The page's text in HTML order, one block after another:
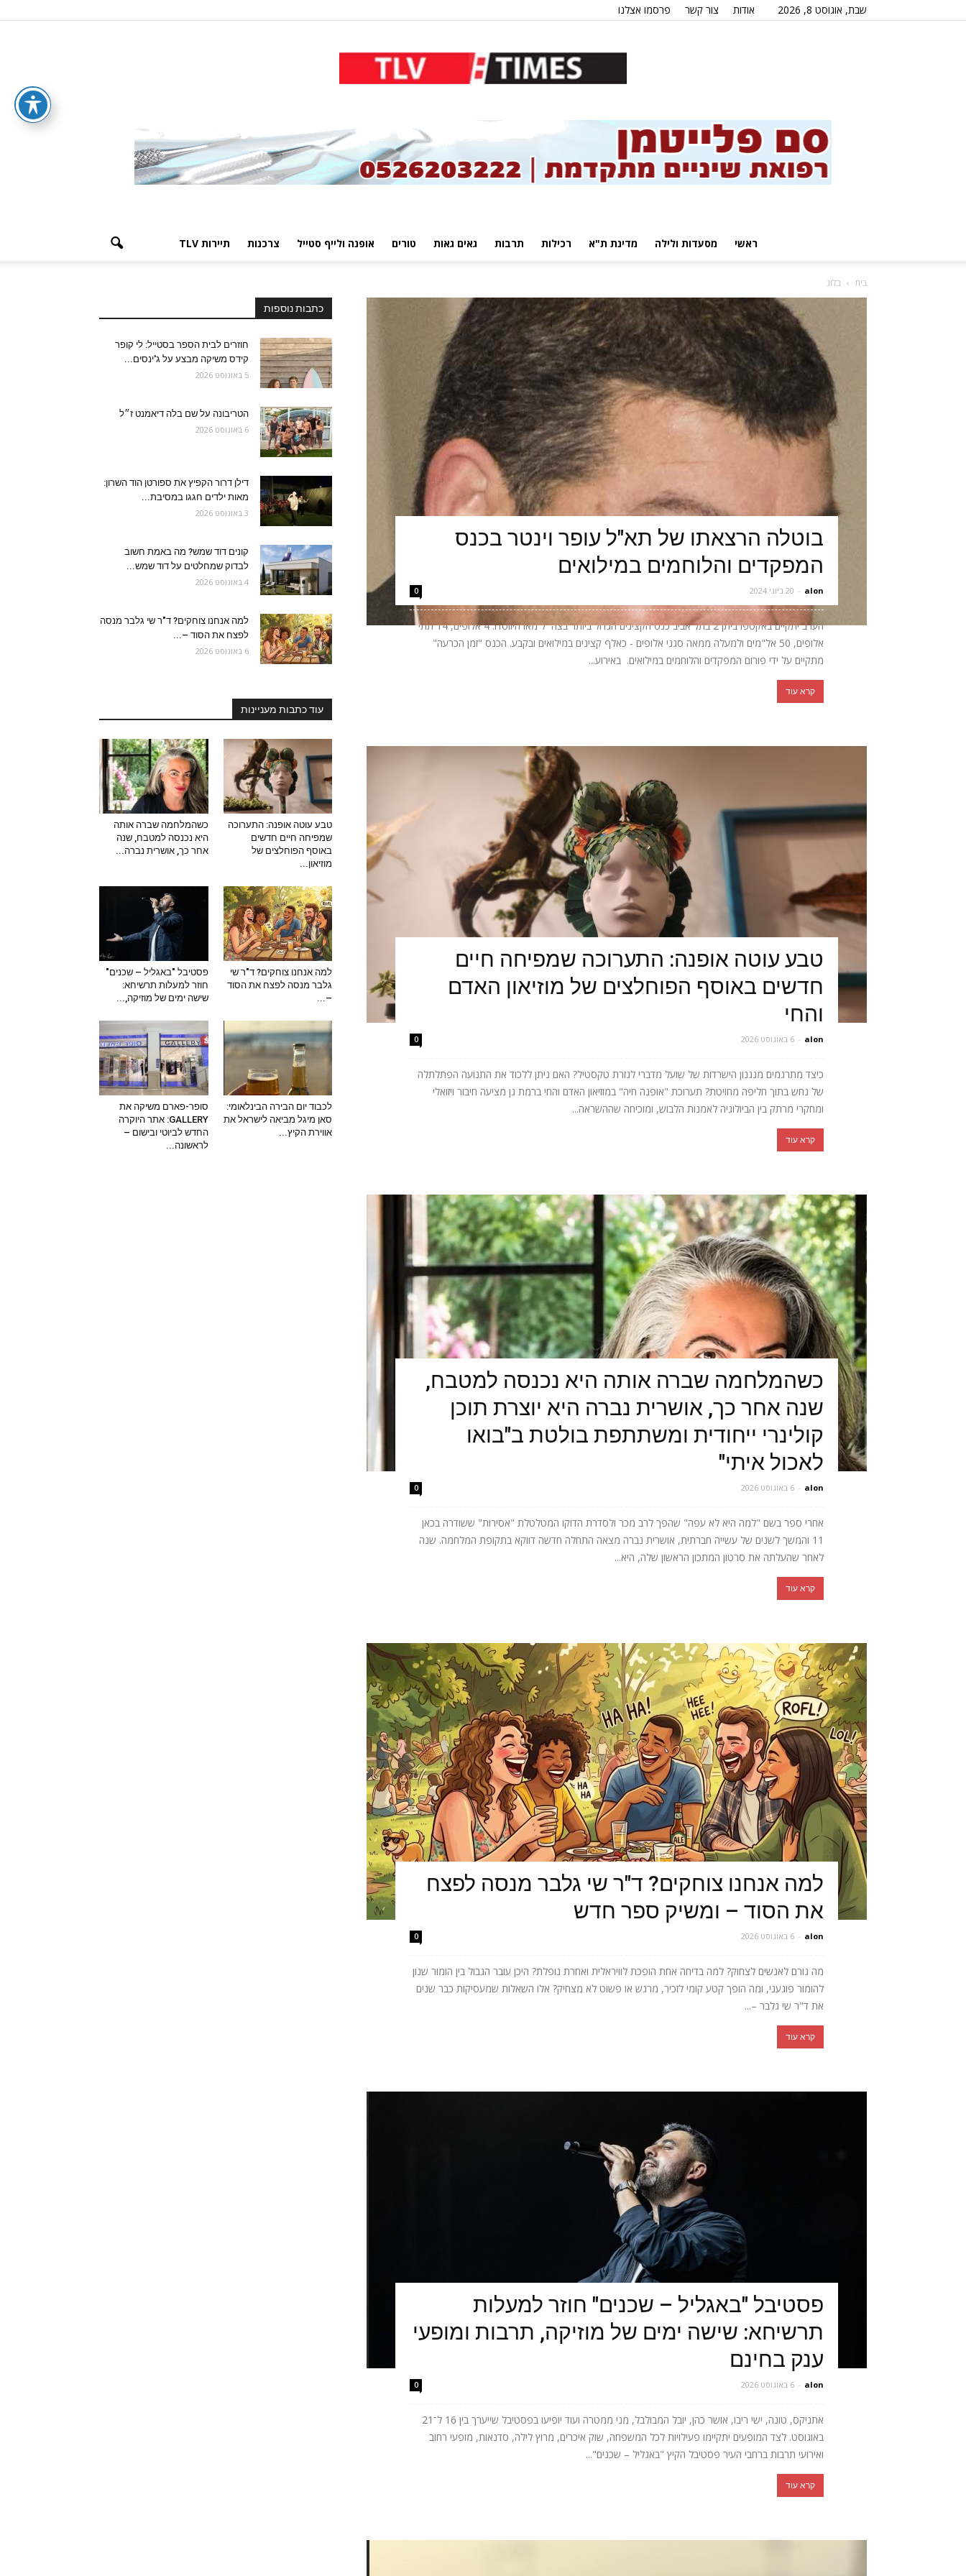
שבת, אוגוסט 8, 2026 אודות צור קשר פרסמו אצלנו
ראשי מסעדות ולילה מדינת ת"א רכילות תרבות גאים גאות טורים אופנה ולייף סטייל צרכנות תיירות TLV
בית בלוג
בוטלה הרצאתו של תא"ל עופר וינטר בכנס
המפקדים והלוחמים במילואים
alon
- 20 ביוני 2024 0
הערב יתקיים באקספו ביתן 2 בתל אביב כנס הקצינים הגדול ביותר בצה״ל מאז היווסדו: 4 אלופים, 14 תתי
אלופים, 50 אל"מים ולמעלה ממאה סגני אלופים - כאלף קצינים במילואים ובקבע. הכנס "זמן הכרעה"
מתקיים על ידי פורום המפקדים והלוחמים במילואים. באירוע...
קרא עוד
טבע עוטה אופנה: התערוכה שמפיחה חיים
חדשים באוסף הפוחלצים של מוזיאון האדם
והחי
alon
- 6 באוגוסט 2026 0
כיצד מתרגמים מנגנון הישרדות של שועל מדברי לגזרת טקסטיל? האם ניתן ללכוד את התנועה הפתלתלה
של נחש בתוך חליפה מחויטת? תערוכת "אופנה חיה" במוזיאון האדם והחי ברמת גן מציעה חיבור ויזואלי
ומחקרי מרתק בין הביולוגיה לאמנות הלבוש, ומוכיחה שההשראה...
קרא עוד
כשהמלחמה שברה אותה היא נכנסה למטבח,
שנה אחר כך, אושרית נברה היא יוצרת תוכן
קולינרי ייחודית ומשתתפת בולטת ב"בואו
לאכול איתי"
alon
- 6 באוגוסט 2026 0
אחרי ספר בשם "למה היא לא עפה" שהפך לרב מכר ולסדרת הדוקו המטלטלת "אסירות" ששודרה בכאן
11 והמשך לשנים של עשייה חברתית, אושרית נברה מצאה התחלה חדשה דווקא בתקופת המלחמה. שנה
לאחר שהעלתה את סרטון המתכון הראשון שלה, היא...
קרא עוד
למה אנחנו צוחקים? ד"ר שי גלבר מנסה לפצח
את הסוד – ומשיק ספר חדש
alon
- 6 באוגוסט 2026 0
מה גורם לאנשים לצחוק? למה בדיחה אחת הופכת לוויראלית ואחרת נופלת? היכן עובר הגבול בין הומור שנון
להומור פוגעני, ומה הופך קטע קומי לזכיר, מרגש או פשוט לא מצחיק? אלו השאלות שמעסיקות כבר שנים
את ד"ר שי גלבר –...
קרא עוד
פסטיבל "באגליל – שכנים" חוזר למעלות
תרשיחא: שישה ימים של מוזיקה, תרבות ומופעי
ענק בחינם
alon
- 6 באוגוסט 2026 0
אתניקס, טונה, ישי ריבו, אושר כהן, יובל המבולבל, מני ממטרה ועוד יופיעו בפסטיבל שייערך בין 16 ל־21
באוגוסט. לצד המופעים יתקיימו פעילויות לכל המשפחה, שוק איכרים, מרוץ לילה, סדנאות, מופעי רחוב
ואירועי תרבות ברחבי העיר פסטיבל הקיץ "באגליל – שכנים"...
קרא עוד
כתבות נוספות
חוזרים לבית הספר בסטייל: לי קופר
קידס משיקה מבצע על ג'ינסים...
5 באוגוסט 2026
הטריבונה על שם בלה דיאמנט ז״ל
6 באוגוסט 2026
דילן דרור הקפיץ את ספורטן הוד השרון:
מאות ילדים חגגו במסיבת...
3 באוגוסט 2026
קונים דוד שמש? מה באמת חשוב
לבדוק שמחלטים על דוד שמש...
4 באוגוסט 2026
למה אנחנו צוחקים? ד"ר שי גלבר מנסה
לפצח את הסוד –...
6 באוגוסט 2026
עוד כתבות מעניינות
טבע עוטה אופנה: התערוכה
שמפיחה חיים חדשים
באוסף הפוחלצים של
מוזיאון...
כשהמלחמה שברה אותה
היא נכנסה למטבח, שנה
אחר כך, אושרית נברה...
למה אנחנו צוחקים? ד"ר שי
גלבר מנסה לפצח את הסוד
–...
פסטיבל "באגליל – שכנים"
חוזר למעלות תרשיחא:
שישה ימים של מוזיקה,...
לכבוד יום הבירה הבינלאומי:
סאן מיגל מביאה לישראל את
אווירת הקיץ...
סופר-פארם משיקה את
GALLERY: אתר היוקרה
החדש לביוטי ובישום –
לראשונה...